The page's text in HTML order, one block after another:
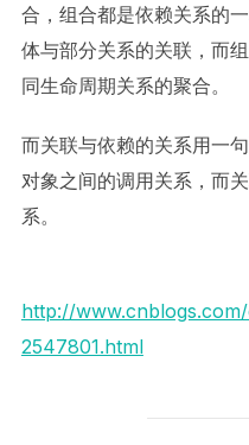
合，组合都是依赖关系的
体与部分关系的关联，而
同生命周期关系的聚合。
而关联与依赖的关系用一
对象之间的调用关系，而
系。
http://
2547801.html